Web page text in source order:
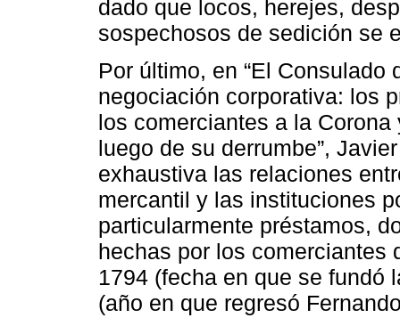
dado que locos, herejes,
sospechosos de sedición se
Por último, en “El
negociación corporativa: los
los comerciantes a la
luego de su derrumbe”,
exhaustiva las relaciones
mercantil y las instituciones
particularmente préstamos,
hechas por los comerciantes
1794 (fecha en que se fundó
(año en que regresó